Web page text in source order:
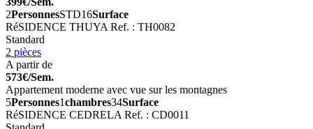
2PersonnesSTD16Surface
RéSIDENCE THUYA Ref. : TH0082
Standard
2 pièces
A partir de
573€/Sem.
Appartement moderne avec vue sur les montagnes
5Personnes1chambres34Surface
RéSIDENCE CEDRELA Ref. : CD0011